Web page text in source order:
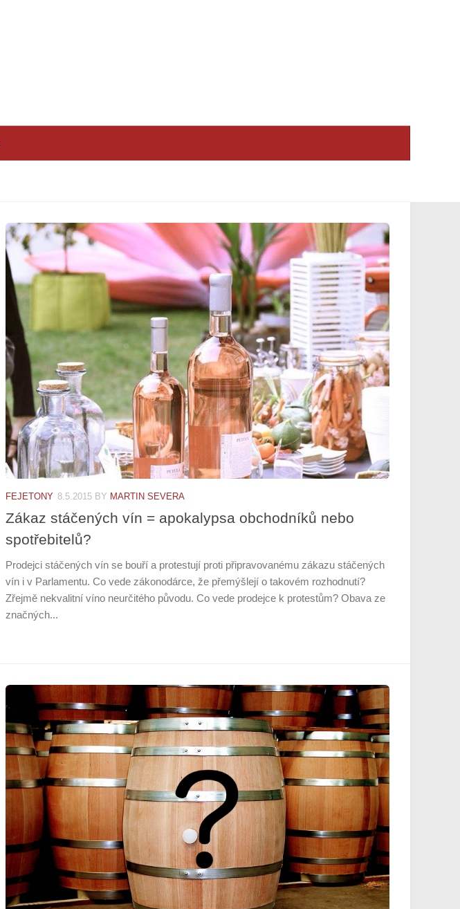
FEJETONY 8.5.2015 BY MARTIN SEVERA
Zákaz stáčených vín = apokalypsa obchodníků nebo
spotřebitelů?
Prodejci stáčených vín se bouří a protestují proti připravovanému zákazu stáčených
vín i v Parlamentu. Co vede zákonodárce, že přemýšlejí o takovém rozhodnutí?
Zřejmě nekvalitní víno neurčitého původu. Co vede prodejce k protestům? Obava ze
značných...